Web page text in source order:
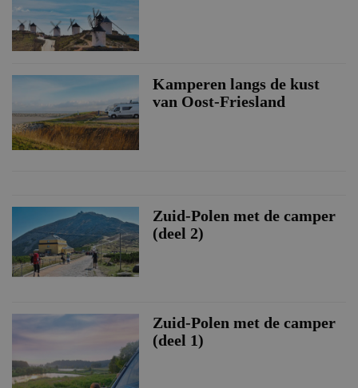
Kamperen langs de kust
van Oost-Friesland
Zuid-Polen met de camper
(deel 2)
Zuid-Polen met de camper
(deel 1)